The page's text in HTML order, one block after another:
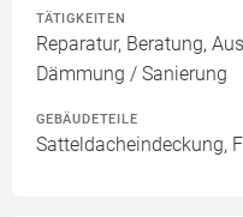
TÄTIGKEITEN
Reparatur, Beratung,
Dämmung / Sanierung
GEBÄUDETEILE
Satteldacheindeckung,